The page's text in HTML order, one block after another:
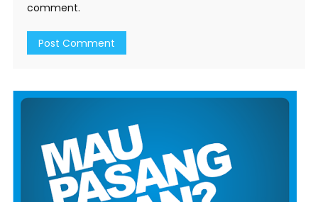
comment.